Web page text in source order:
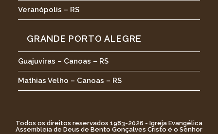
Veranópolis – RS
GRANDE PORTO ALEGRE
Guajuviras – Canoas – RS
Mathias Velho – Canoas – RS
Todos os direitos reservados 1983-2026 - Igreja Evangélica
Assembleia de Deus de Bento Gonçalves Cristo é o Senhor